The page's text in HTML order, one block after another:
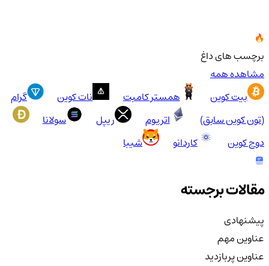
برچسب های داغ
مشاهده همه
بیت کوین
همستر کامبت نات کوین
گرام
(تون کوین سابق)
اتریوم ریپل
سولانا
دوج کوین
کاردانو شیبا
مقالات برجسته
پیشنهادی
عناوین مهم
عناوین پربازدید